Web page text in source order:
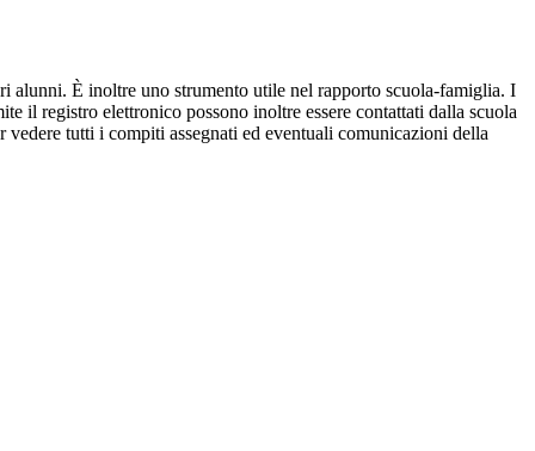
alunni. È inoltre uno strumento utile nel rapporto scuola-famiglia. I
il registro elettronico possono inoltre essere contattati dalla scuola
tutti i compiti assegnati ed eventuali comunicazioni della